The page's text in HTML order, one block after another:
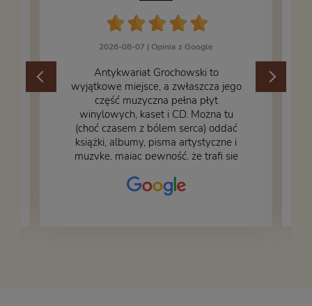
2026-08-07 | Opinia z Google
​Antykwariat Grochowski to
wyjątkowe miejsce, a zwłaszcza jego
część muzyczna pełna płyt
winylowych, kaset i CD. Można tu
(choć czasem z bólem serca) oddać
książki, albumy, pisma artystyczne i
muzykę, mając pewność, że trafi się
– nasze książki w trakcie
przepakowywania. Część oddaliśmy